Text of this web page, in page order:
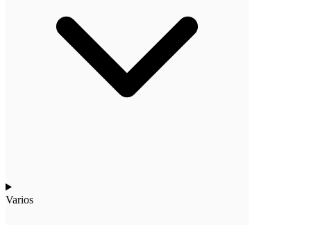
Varios